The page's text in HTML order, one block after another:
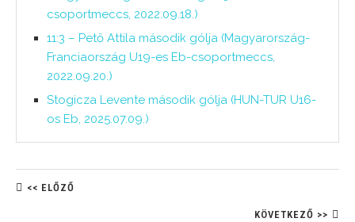
csoportmeccs, 2022.09.18.)
11:3 – Pető Attila második gólja (Magyarország-
Franciaország U19-es Eb-csoportmeccs,
2022.09.20.)
Stogicza Levente második gólja (HUN-TUR U16-
os Eb, 2025.07.09.)
<< ELŐZŐ
KÖVETKEZŐ >>